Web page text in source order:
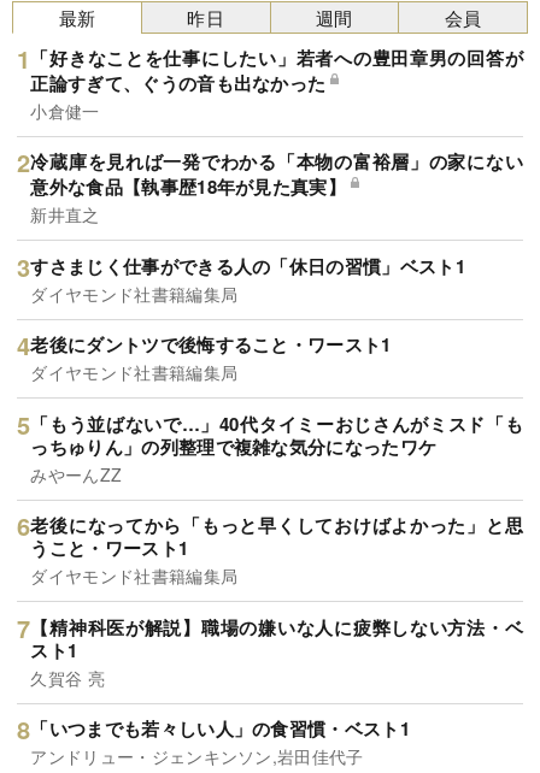
最新
「好きなことを仕事にしたい」若者への豊田章男の回答が
正論すぎて、ぐうの音も出なかった
小倉健一
冷蔵庫を見れば一発でわかる「本物の富裕層」の家にない
意外な食品【執事歴18年が見た真実】
新井直之
すさまじく仕事ができる人の「休日の習慣」ベスト1
ダイヤモンド社書籍編集局
老後にダントツで後悔すること・ワースト1
ダイヤモンド社書籍編集局
「もう並ばないで…」40代タイミーおじさんがミスド「も
っちゅりん」の列整理で複雑な気分になったワケ
みやーんZZ
老後になってから「もっと早くしておけばよかった」と思
うこと・ワースト1
ダイヤモンド社書籍編集局
【精神科医が解説】職場の嫌いな人に疲弊しない方法・ベ
スト1
久賀谷 亮
「いつまでも若々しい人」の食習慣・ベスト1
アンドリュー・ジェンキンソン,岩田佳代子
昨日 週間 会員